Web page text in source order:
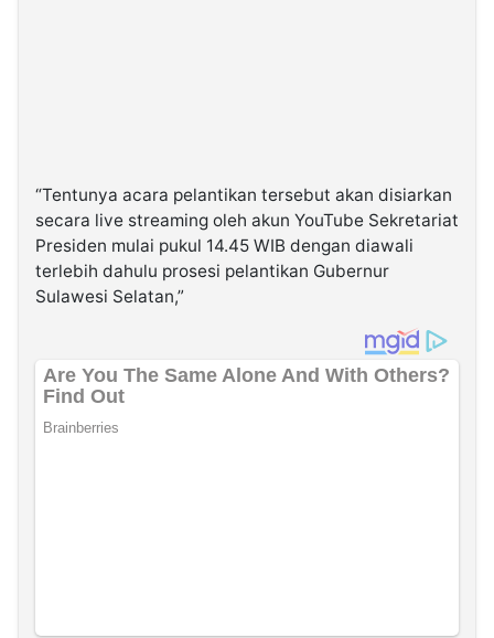
“Tentunya acara pelantikan tersebut akan disiarkan
secara live streaming oleh akun YouTube Sekretariat
Presiden mulai pukul 14.45 WIB dengan diawali
terlebih dahulu prosesi pelantikan Gubernur
Sulawesi Selatan,”